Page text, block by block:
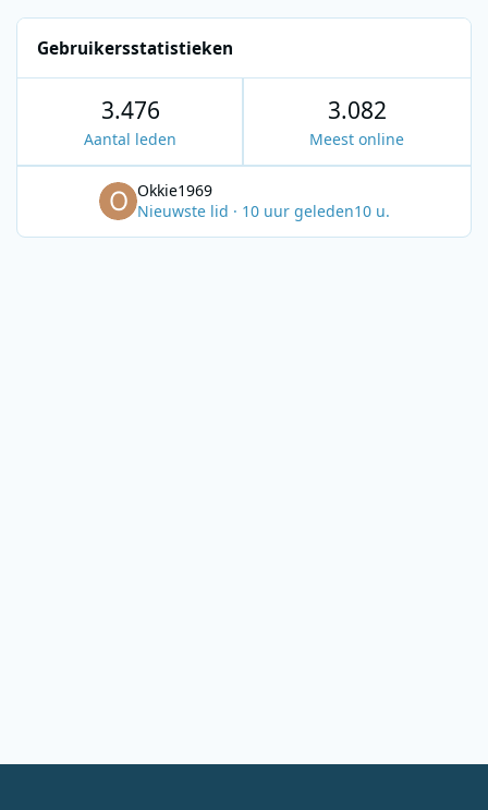
Gebruikersstatistieken
3.476
Aantal leden
3.082
Meest online
Okkie1969
Nieuwste lid · 10 uur geleden10 u.